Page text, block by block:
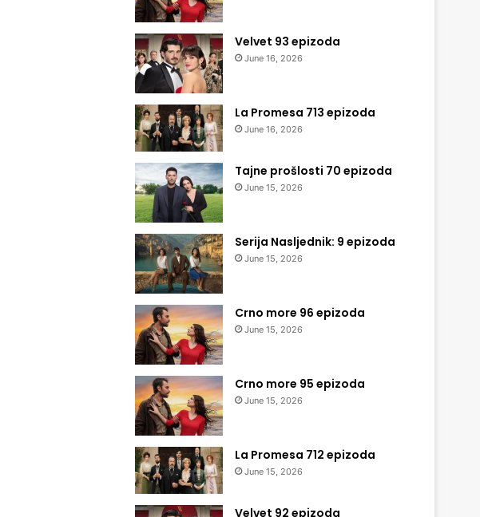
Velvet 93 epizoda
June 16, 2026
La Promesa 713 epizoda
June 16, 2026
Tajne prošlosti 70 epizoda
June 15, 2026
Serija Nasljednik: 9 epizoda
June 15, 2026
Crno more 96 epizoda
June 15, 2026
Crno more 95 epizoda
June 15, 2026
La Promesa 712 epizoda
June 15, 2026
Velvet 92 epizoda